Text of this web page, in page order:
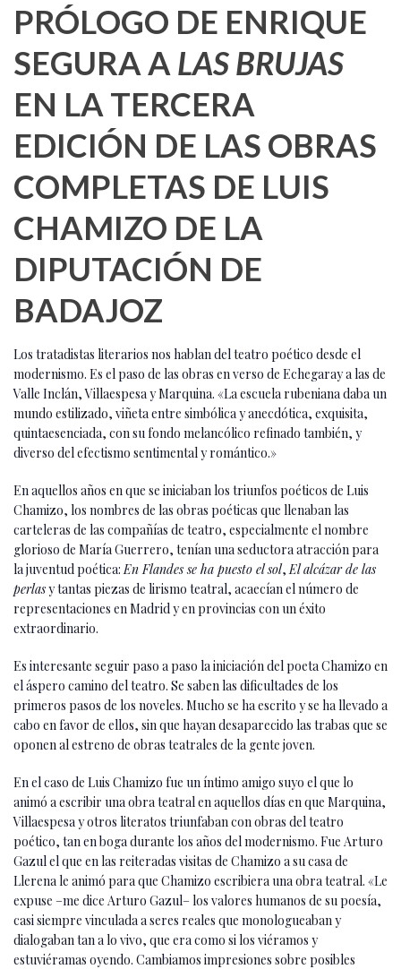
PRÓLOGO DE ENRIQUE
SEGURA A LAS BRUJAS
EN LA TERCERA
EDICIÓN DE LAS OBRAS
COMPLETAS DE LUIS
CHAMIZO DE LA
DIPUTACIÓN DE
BADAJOZ
Los tratadistas literarios nos hablan del teatro poético desde el
modernismo. Es el paso de las obras en verso de Echegaray a las de
Valle Inclán, Villaespesa y Marquina. «La escuela rubeniana daba un
mundo estilizado, viñeta entre simbólica y anecdótica, exquisita,
quintaesenciada, con su fondo melancólico refinado también, y
diverso del efectismo sentimental y romántico.»
En aquellos años en que se iniciaban los triunfos poéticos de Luis
Chamizo, los nombres de las obras poéticas que llenaban las
carteleras de las compañías de teatro, especialmente el nombre
glorioso de María Guerrero, tenían una seductora atracción para
la juventud poética: En Flandes se ha puesto el sol, El alcázar de las
perlasy tantas piezas de lirismo teatral, acaecían el número de
representaciones en Madrid y en provincias con un éxito
extraordinario.
Es interesante seguir paso a paso la iniciación del poeta Chamizo en
el áspero camino del teatro. Se saben las dificultades de los
primeros pasos de los noveles. Mucho se ha escrito y se ha llevado a
cabo en favor de ellos, sin que hayan desaparecido las trabas que se
oponen al estreno de obras teatrales de la gente joven.
En el caso de Luis Chamizo fue un íntimo amigo suyo el que lo
animó a escribir una obra teatral en aquellos días en que Marquina,
Villaespesa y otros literatos triunfaban con obras del teatro
poético, tan en boga durante los años del modernismo. Fue Arturo
Gazul el que en las reiteradas visitas de Chamizo a su casa de
Llerena le animó para que Chamizo escribiera una obra teatral. «Le
expuse –me dice Arturo Gazul– los valores humanos de su poesía,
casi siempre vinculada a seres reales que monologueaban y
dialogaban tan a lo vivo, que era como si los viéramos y
estuviéramas oyendo. Cambiamos impresiones sobre posibles